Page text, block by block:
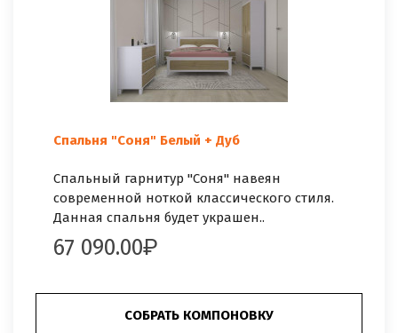
Спальня "Соня" Белый + Дуб
Спальный гарнитур "Соня" навеян
современной ноткой классического стиля.
Данная спальня будет украшен..
67 090.00
СОБРАТЬ КОМПОНОВКУ